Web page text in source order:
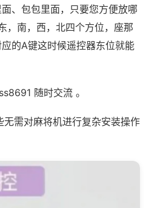
、包包里面，只要您方便放哪
，南，西，北四个方位，座那
的A键这时候遥控器东位就能
随时交流 。
需对麻将机进行复杂安装操作